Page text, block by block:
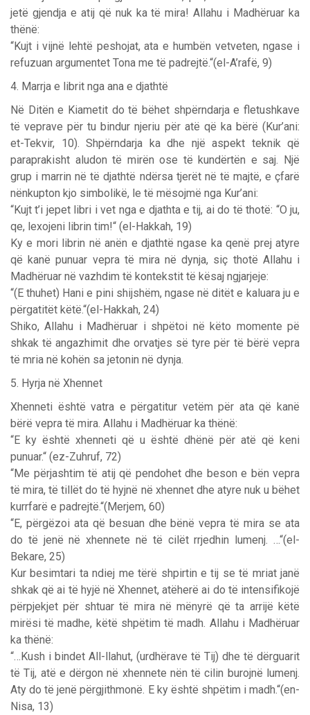
jetë gjendja e atij që nuk ka të mira! Allahu i Madhëruar ka
thënë:
“Kujt i vijnë lehtë peshojat, ata e humbën vetveten, ngase i
refuzuan argumentet Tona me të padrejtë.“(el-A’rafë, 9)
4. Marrja e librit nga ana e djathtë
Në Ditën e Kiametit do të bëhet shpërndarja e fletushkave
të veprave për tu bindur njeriu për atë që ka bërë (Kur’ani:
et-Tekvir, 10). Shpërndarja ka dhe një aspekt teknik që
paraprakisht aludon të mirën ose të kundërtën e saj. Një
grup i marrin në të djathtë ndërsa tjerët në të majtë, e çfarë
nënkupton kjo simbolikë, le të mësojmë nga Kur’ani:
“Kujt t’i jepet libri i vet nga e djathta e tij, ai do të thotë: “O ju,
qe, lexojeni librin tim!“ (el-Hakkah, 19)
Ky e mori librin në anën e djathtë ngase ka qenë prej atyre
që kanë punuar vepra të mira në dynja, siç thotë Allahu i
Madhëruar në vazhdim të kontekstit të kësaj ngjarjeje:
“(E thuhet) Hani e pini shijshëm, ngase në ditët e kaluara ju e
përgatitët këtë.“(el-Hakkah, 24)
Shiko, Allahu i Madhëruar i shpëtoi në këto momente pë
shkak të angazhimit dhe orvatjes së tyre për të bërë vepra
të mria në kohën sa jetonin në dynja.
5. Hyrja në Xhennet
Xhenneti është vatra e përgatitur vetëm për ata që kanë
bërë vepra të mira. Allahu i Madhëruar ka thënë:
“E ky është xhenneti që u është dhënë për atë që keni
punuar.“ (ez-Zuhruf, 72)
“Me përjashtim të atij që pendohet dhe beson e bën vepra
të mira, të tillët do të hyjnë në xhennet dhe atyre nuk u bëhet
kurrfarë e padrejtë.“(Merjem, 60)
“E, përgëzoi ata që besuan dhe bënë vepra të mira se ata
do të jenë në xhennete në të cilët rrjedhin lumenj. …“(el-
Bekare, 25)
Kur besimtari ta ndiej me tërë shpirtin e tij se të mriat janë
shkak që ai të hyjë në Xhennet, atëherë ai do të intensifikojë
përpjekjet për shtuar të mira në mënyrë që ta arrijë këtë
mirësi të madhe, këtë shpëtim të madh. Allahu i Madhëruar
ka thënë:
“…Kush i bindet All-llahut, (urdhërave të Tij) dhe të dërguarit
të Tij, atë e dërgon në xhennete nën të cilin burojnë lumenj.
Aty do të jenë përgjithmonë. E ky është shpëtim i madh.“(en-
Nisa, 13)